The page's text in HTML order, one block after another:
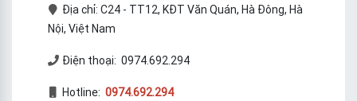
Địa chỉ: C24 - TT12, KĐT Văn Quán, Hà Đông, Hà
Nội, Việt Nam
Điện thoại: 0974.692.294
Hotline: 0974.692.294